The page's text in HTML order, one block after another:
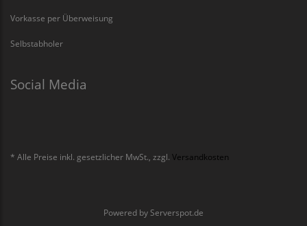
Vorkasse per Überweisung
Selbstabholer
Social Media
* Alle Preise inkl. gesetzlicher MwSt., zzgl. Versandkosten
Powered by Serverspot.de